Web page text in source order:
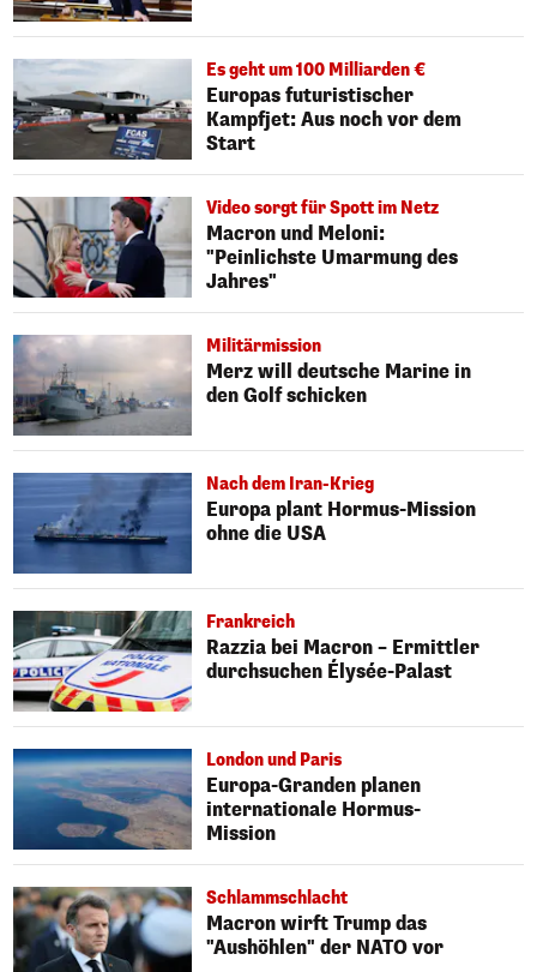
Es geht um 100 Milliarden €
Europas futuristischer
Kampfjet: Aus noch vor dem
Start
Video sorgt für Spott im Netz
Macron und Meloni:
"Peinlichste Umarmung des
Jahres"
Militärmission
Merz will deutsche Marine in
den Golf schicken
Nach dem Iran-Krieg
Europa plant Hormus-Mission
ohne die USA
Frankreich
Razzia bei Macron – Ermittler
durchsuchen Élysée-Palast
London und Paris
Europa-Granden planen
internationale Hormus-
Mission
Schlammschlacht
Macron wirft Trump das
"Aushöhlen" der NATO vor